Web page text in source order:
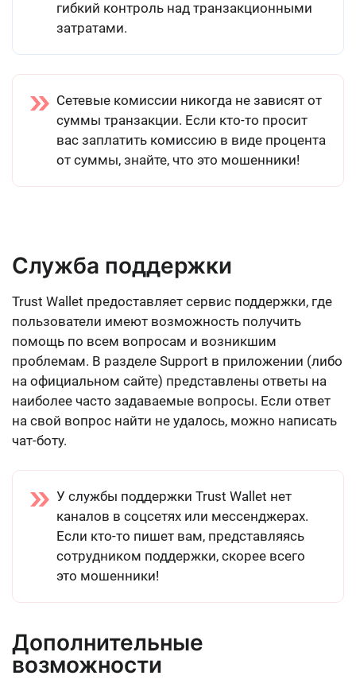
гибкий контроль над транзакционными
затратами.
Сетевые комиссии никогда не зависят от
суммы транзакции. Если кто-то просит
вас заплатить комиссию в виде процента
от суммы, знайте, что это мошенники!
Служба поддержки
Trust Wallet предоставляет сервис поддержки, где
пользователи имеют возможность получить
помощь по всем вопросам и возникшим
проблемам. В разделе Support в приложении (либо
на официальном сайте) представлены ответы на
наиболее часто задаваемые вопросы. Если ответ
на свой вопрос найти не удалось, можно написать
чат-боту.
У службы поддержки Trust Wallet нет
каналов в соцсетях или мессенджерах.
Если кто-то пишет вам, представляясь
сотрудником поддержки, скорее всего
это мошенники!
Дополнительные
возможности